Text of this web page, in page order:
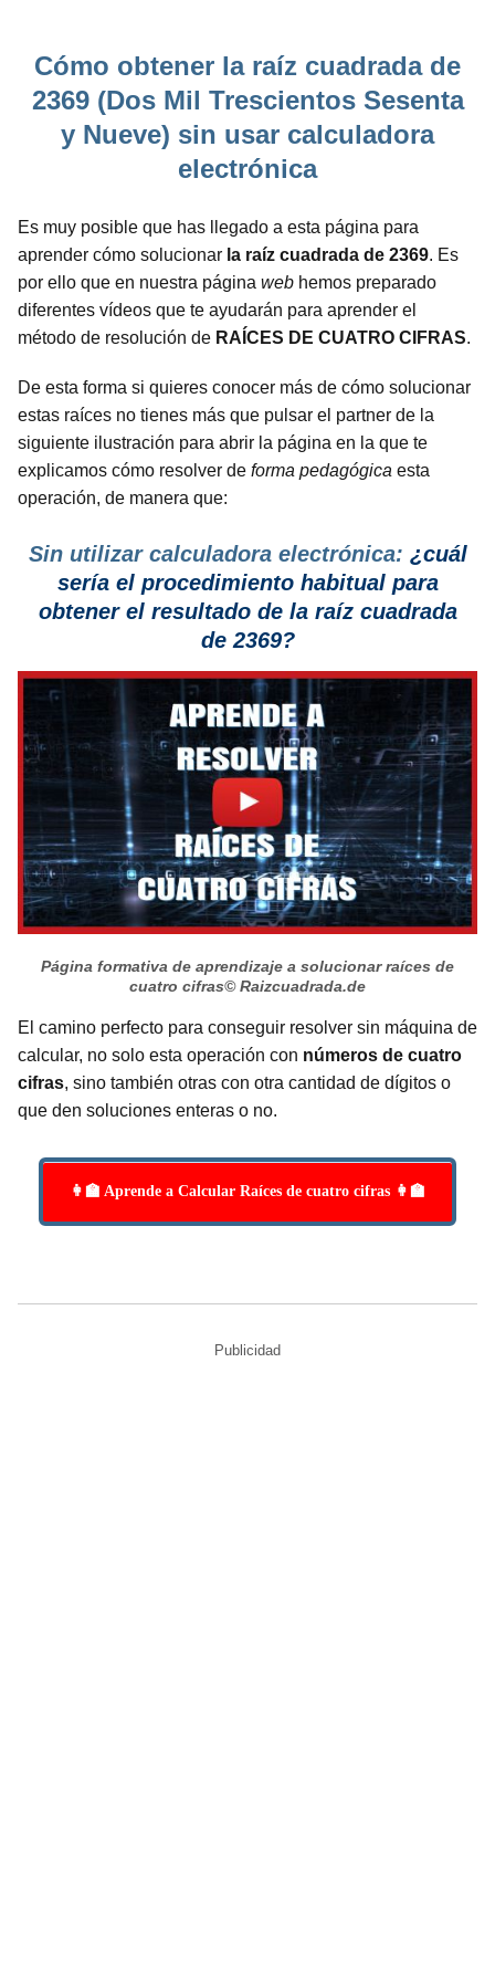
Cómo obtener la raíz cuadrada de
2369 (Dos Mil Trescientos Sesenta
y Nueve) sin usar calculadora
electrónica
Es muy posible que has llegado a esta página para
aprender cómo solucionar la raíz cuadrada de 2369. Es
por ello que en nuestra página web hemos preparado
diferentes vídeos que te ayudarán para aprender el
método de resolución de RAÍCES DE CUATRO CIFRAS.
De esta forma si quieres conocer más de cómo solucionar
estas raíces no tienes más que pulsar el partner de la
siguiente ilustración para abrir la página en la que te
explicamos cómo resolver de forma pedagógica esta
operación, de manera que:
Sin utilizar calculadora electrónica: ¿cuál
sería el procedimiento habitual para
obtener el resultado de la raíz cuadrada
de 2369?
Página formativa de aprendizaje a solucionar raíces de
cuatro cifras© Raizcuadrada.de
El camino perfecto para conseguir resolver sin máquina de
calcular, no solo esta operación con números de cuatro
cifras, sino también otras con otra cantidad de dígitos o
que den soluciones enteras o no.
👩‍🏫 Aprende a Calcular Raíces de cuatro cifras 👩‍🏫
Publicidad